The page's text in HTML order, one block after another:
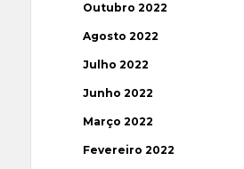
Outubro 2022
Agosto 2022
Julho 2022
Junho 2022
Março 2022
Fevereiro 2022